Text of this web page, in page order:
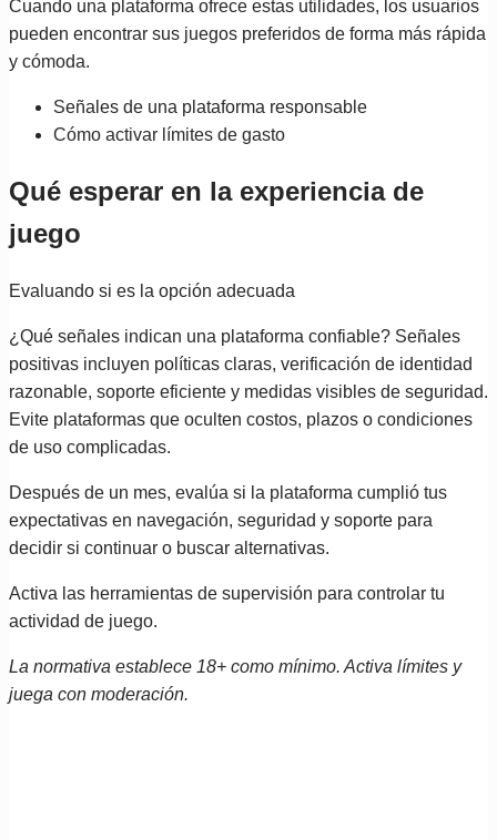
Cuando una plataforma ofrece estas utilidades, los usuarios
pueden encontrar sus juegos preferidos de forma más rápida
y cómoda.
Señales de una plataforma responsable
Cómo activar límites de gasto
Qué esperar en la experiencia de
juego
Evaluando si es la opción adecuada
¿Qué señales indican una plataforma confiable? Señales
positivas incluyen políticas claras, verificación de identidad
razonable, soporte eficiente y medidas visibles de seguridad.
Evite plataformas que oculten costos, plazos o condiciones
de uso complicadas.
Después de un mes, evalúa si la plataforma cumplió tus
expectativas en navegación, seguridad y soporte para
decidir si continuar o buscar alternativas.
Activa las herramientas de supervisión para controlar tu
actividad de juego.
La normativa establece 18+ como mínimo. Activa límites y
juega con moderación.